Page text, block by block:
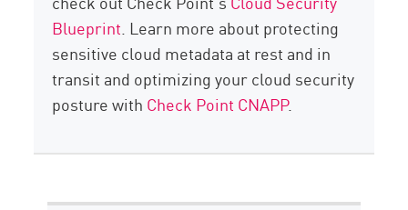
Blueprint. Learn more about protecting
sensitive cloud metadata at rest and in
transit and optimizing your cloud security
posture with Check Point CNAPP.